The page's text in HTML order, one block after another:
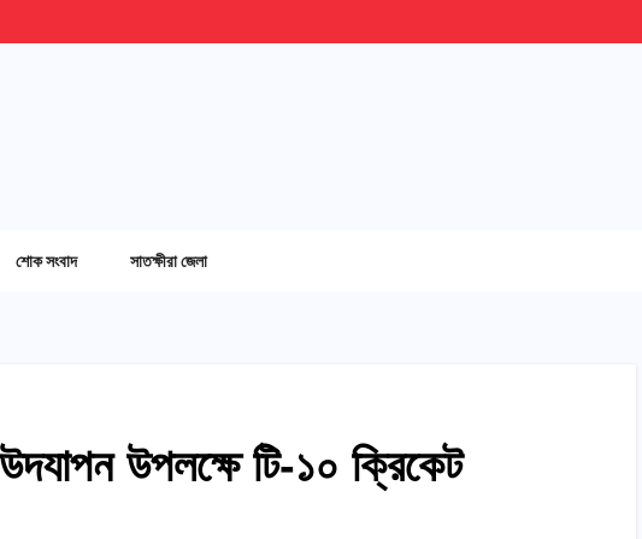
শোক সংবাদ সাতক্ষীরা জেলা
উপলক্ষে টি-১০ ক্রিকেট